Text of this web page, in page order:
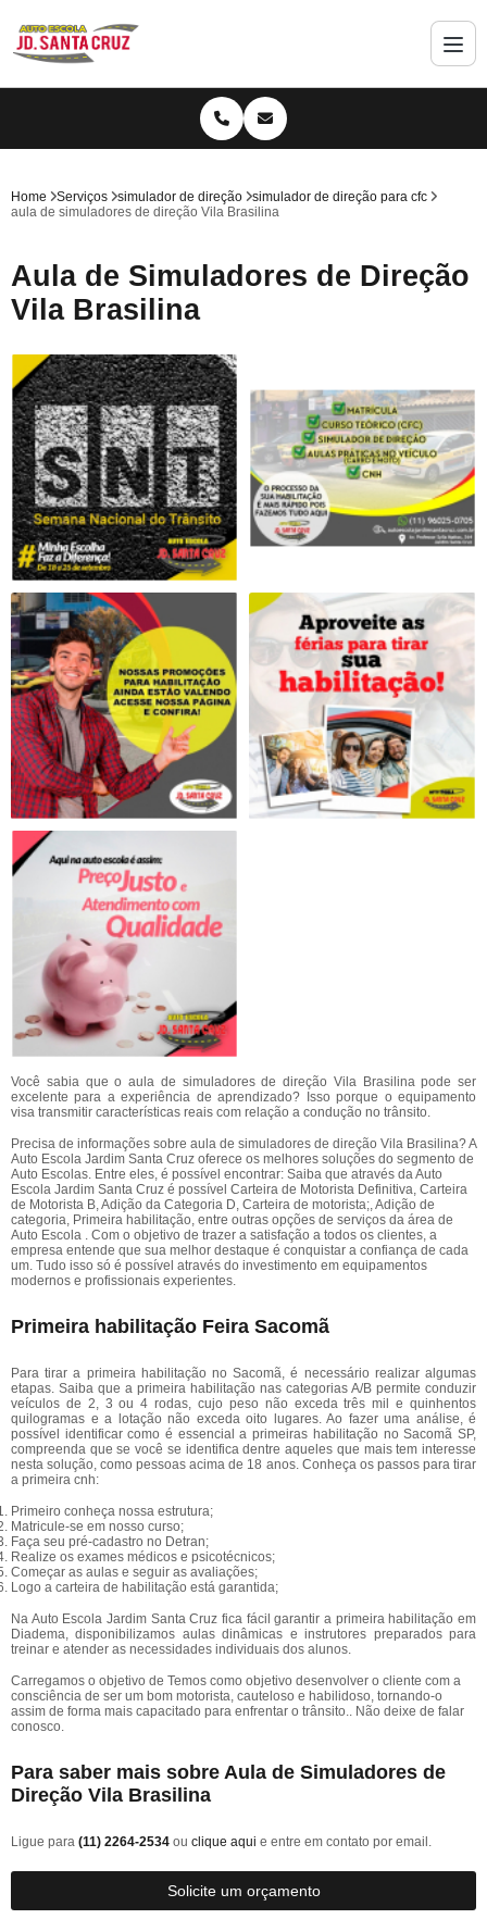
Home Serviços simulador de direção
simulador de direção para cfc
aula de simuladores de direção Vila Brasilina
Aula de Simuladores de Direção
Vila Brasilina
Você sabia que o aula de simuladores de direção Vila Brasilina pode ser
excelente para a experiência de aprendizado? Isso porque o equipamento
visa transmitir características reais com relação a condução no trânsito.
Precisa de informações sobre aula de simuladores de direção Vila Brasilina? A
Auto Escola Jardim Santa Cruz oferece os melhores soluções do segmento de
Auto Escolas. Entre eles, é possível encontrar: Saiba que através da Auto
Escola Jardim Santa Cruz é possível Carteira de Motorista Definitiva, Carteira
de Motorista B, Adição da Categoria D, Carteira de motorista;, Adição de
categoria, Primeira habilitação, entre outras opções de serviços da área de
Auto Escola . Com o objetivo de trazer a satisfação a todos os clientes, a
empresa entende que sua melhor destaque é conquistar a confiança de cada
um. Tudo isso só é possível através do investimento em equipamentos
modernos e profissionais experientes.
Primeira habilitação Feira Sacomã
Para tirar a primeira habilitação no Sacomã, é necessário realizar algumas
etapas. Saiba que a primeira habilitação nas categorias A/B permite conduzir
veículos de 2, 3 ou 4 rodas, cujo peso não exceda três mil e quinhentos
quilogramas e a lotação não exceda oito lugares. Ao fazer uma análise, é
possível identificar como é essencial a primeiras habilitação no Sacomã SP,
compreenda que se você se identifica dentre aqueles que mais tem interesse
nesta solução, como pessoas acima de 18 anos. Conheça os passos para tirar
a primeira cnh:
Primeiro conheça nossa estrutura;
Matricule-se em nosso curso;
Faça seu pré-cadastro no Detran;
Realize os exames médicos e psicotécnicos;
Começar as aulas e seguir as avaliações;
Logo a carteira de habilitação está garantida;
Na Auto Escola Jardim Santa Cruz fica fácil garantir a primeira habilitação em
Diadema, disponibilizamos aulas dinâmicas e instrutores preparados para
treinar e atender as necessidades individuais dos alunos.
Carregamos o objetivo de Temos como objetivo desenvolver o cliente com a
consciência de ser um bom motorista, cauteloso e habilidoso, tornando-o
assim de forma mais capacitado para enfrentar o trânsito.. Não deixe de falar
conosco.
Para saber mais sobre Aula de Simuladores de
Direção Vila Brasilina
Ligue para (11) 2264-2534 ou clique aqui e entre em contato por email.
Solicite um orçamento